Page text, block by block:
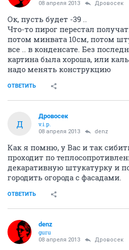
08 апреля 2013 Дровосек
Ок, пусть будет -39 ..
Что-то пирог перестал
потом минвата 10см, потом
все .. в конденсате. Без
картина была хороша, или
надо менять конструкцию
ОТВЕТИТЬ
Д
Дровосек
v.i.p.
08 апреля 2013 denz
Как я помню, у Вас и так
проходит по
декаративную штукатурку и
городить огорода с фасадами.
ОТВЕТИТЬ
denz
guru
08 апреля 2013 Дровосек